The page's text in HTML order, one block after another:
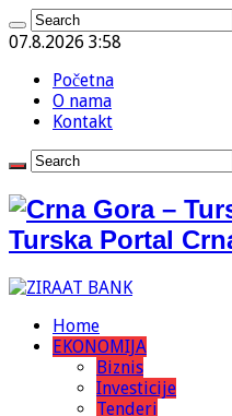
07.8.2026 3:58
Početna
O nama
Kontakt
Turska Portal
Home
EKONOMIJA
Biznis
Investicije
Tenderi